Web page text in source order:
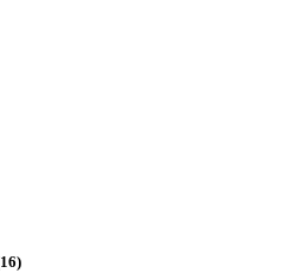
16)